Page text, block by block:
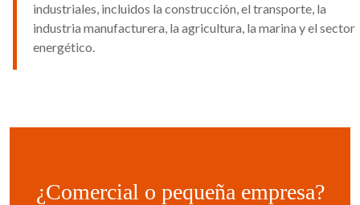
industriales, incluidos la construcción, el transporte, la
industria manufacturera, la agricultura, la marina y el sector
energético.
¿Comercial o pequeña empresa?